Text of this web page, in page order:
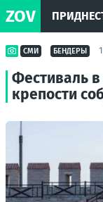
ZOV
СМИ БЕНДЕРЫ
Фестиваль
крепости